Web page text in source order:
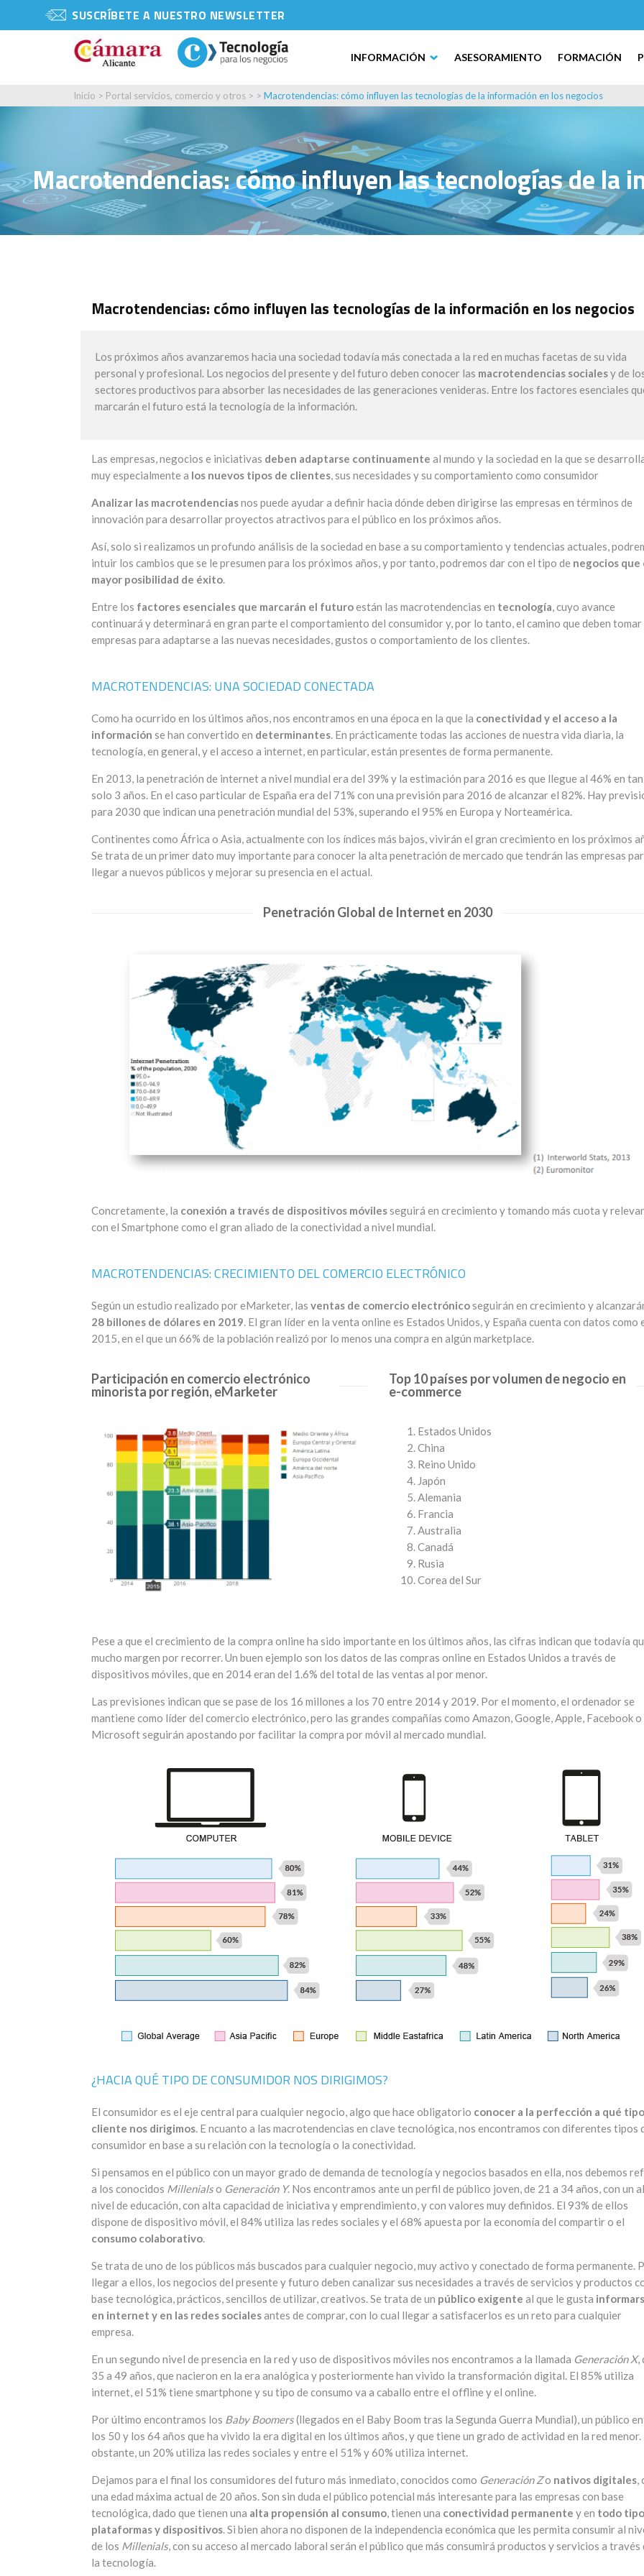
SUSCRÍBETE A NUESTRO NEWSLETTER
INFORMACIÓN ASESORAMIENTO FORMACIÓN
Inicio > Portal servicios, comercio y otros > > Macrotendencias: cómo influyen las tecnologías de la información en los negocios
Macrotendencias: cómo influyen las tecnologías de la
Macrotendencias: cómo influyen las tecnologías de la información en los negocios
Los próximos años avanzaremos hacia una sociedad todavía más conectada a la red en muchas facetas de su vida
personal y profesional. Los negocios del presente y del futuro deben conocer las macrotendencias socialesy de
sectores productivos para absorber las necesidades de las generaciones venideras. Entre los factores esenciales
marcarán el futuro está la tecnología de la información.
Las empresas, negocios e iniciativas deben adaptarse continuamente al mundo y la sociedad en la que se
muy especialmente a los nuevos tipos de clientes, sus necesidades y su comportamiento como consumidor
Analizar las macrotendenciasnos puede ayudar a definir hacia dónde deben dirigirse las empresas en términos de
innovación para desarrollar proyectos atractivos para el público en los próximos años.
Así, solo si realizamos un profundo análisis de la sociedad en base a su comportamiento y tendencias actuales,
intuir los cambios que se le presumen para los próximos años, y por tanto, podremos dar con el tipo de negocios que
mayor posibilidad de éxito.
Entre los factores esenciales que marcarán el futuroestán las macrotendencias en tecnología, cuyo avance
continuará y determinará en gran parte el comportamiento del consumidor y, por lo tanto, el camino que deben tomar
empresas para adaptarse a las nuevas necesidades, gustos o comportamiento de los clientes.
MACROTENDENCIAS: UNA SOCIEDAD CONECTADA
Como ha ocurrido en los últimos años, nos encontramos en una época en la que la conectividad y el acceso a la
información se han convertido en determinantes. En prácticamente todas las acciones de nuestra vida diaria, la
tecnología, en general, y el acceso a internet, en particular, están presentes de forma permanente.
En 2013, la penetración de internet a nivel mundial era del 39% y la estimación para 2016 es que llegue al 46% en tan
solo 3 años. En el caso particular de España era del 71% con una previsión para 2016 de alcanzar el 82%. Hay
para 2030 que indican una penetración mundial del 53%, superando el 95% en Europa y Norteamérica.
Continentes como África o Asia, actualmente con los índices más bajos, vivirán el gran crecimiento en los próximos
Se trata de un primer dato muy importante para conocer la alta penetración de mercado que tendrán las empresas
llegar a nuevos públicos y mejorar su presencia en el actual.
Penetración Global de Internet en 2030
Concretamente, la conexión a través de dispositivos móvilesseguirá en crecimiento y tomando más cuota y
con el Smartphone como el gran aliado de la conectividad a nivel mundial.
MACROTENDENCIAS: CRECIMIENTO DEL COMERCIO ELECTRÓNICO
Según un estudio realizado por eMarketer, las ventas de comercio electrónicoseguirán en crecimiento y
28 billones de dólares en 2019. El gran líder en la venta online es Estados Unidos, y España cuenta con datos como
2015, en el que un 66% de la población realizó por lo menos una compra en algún marketplace.
Participación en comercio electrónico
minorista por región, eMarketer
Top 10 países por volumen de negocio en
e-commerce
Estados Unidos
China
Reino Unido
Japón
Alemania
Francia
Australia
Canadá
Rusia
Corea del Sur
Pese a que el crecimiento de la compra online ha sido importante en los últimos años, las cifras indican que todavía
mucho margen por recorrer. Un buen ejemplo son los datos de las compras online en Estados Unidos a través de
dispositivos móviles, que en 2014 eran del 1.6% del total de las ventas al por menor.
Las previsiones indican que se pase de los 16 millones a los 70 entre 2014 y 2019. Por el momento, el ordenador se
mantiene como líder del comercio electrónico, pero las grandes compañías como Amazon, Google, Apple, Facebook o
Microsoft seguirán apostando por facilitar la compra por móvil al mercado mundial.
¿HACIA QUÉ TIPO DE CONSUMIDOR NOS DIRIGIMOS?
El consumidor es el eje central para cualquier negocio, algo que hace obligatorio conocer a la perfección a qué
cliente nos dirigimos. E ncuanto a las macrotendencias en clave tecnológica, nos encontramos con diferentes tipos
consumidor en base a su relación con la tecnología o la conectividad.
Si pensamos en el público con un mayor grado de demanda de tecnología y negocios basados en ella, nos debemos
a los conocidos Millenialso Generación Y. Nos encontramos ante un perfil de público joven, de 21 a 34 años, con un
nivel de educación, con alta capacidad de iniciativa y emprendimiento, y con valores muy definidos. El 93% de ellos
dispone de dispositivo móvil, el 84% utiliza las redes sociales y el 68% apuesta por la economía del compartir o el
consumo colaborativo.
Se trata de uno de los públicos más buscados para cualquier negocio, muy activo y conectado de forma permanente.
llegar a ellos, los negocios del presente y futuro deben canalizar sus necesidades a través de servicios y productos
base tecnológica, prácticos, sencillos de utilizar, creativos. Se trata de un público exigente al que le gusta
en internet y en las redes socialesantes de comprar, con lo cual llegar a satisfacerlos es un reto para cualquier
empresa.
En un segundo nivel de presencia en la red y uso de dispositivos móviles nos encontramos a la llamada Generación X,
35 a 49 años, que nacieron en la era analógica y posteriormente han vivido la transformación digital. El 85% utiliza
internet, el 51% tiene smartphone y su tipo de consumo va a caballo entre el offline y el online.
Por último encontramos los Baby Boomers(llegados en el Baby Boom tras la Segunda Guerra Mundial), un público
los 50 y los 64 años que ha vivido la era digital en los últimos años, y que tiene un grado de actividad en la red menor.
obstante, un 20% utiliza las redes sociales y entre el 51% y 60% utiliza internet.
Dejamos para el final los consumidores del futuro más inmediato, conocidos como Generación Zo nativos digitales,
una edad máxima actual de 20 años. Son sin duda el público potencial más interesante para las empresas con base
tecnológica, dado que tienen una alta propensión al consumo, tienen una conectividad permanente y en todo
plataformas y dispositivos. Si bien ahora no disponen de la independencia económica que les permita consumir al
de los Millenials, con su acceso al mercado laboral serán el público que más consumirá productos y servicios a través
la tecnología.